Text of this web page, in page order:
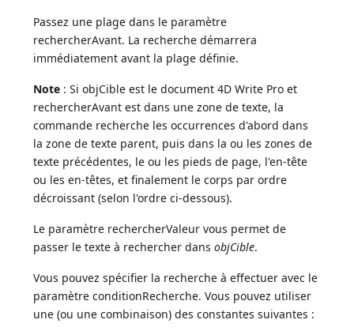
Passez une plage dans le paramètre
rechercherAvant. La recherche démarrera
immédiatement avant la plage définie.
Note : Si objCible est le document 4D Write Pro et
rechercherAvant est dans une zone de texte, la
commande recherche les occurrences d'abord dans
la zone de texte parent, puis dans la ou les zones de
texte précédentes, le ou les pieds de page, l'en-tête
ou les en-têtes, et finalement le corps par ordre
décroissant (selon l'ordre ci-dessous).
Le paramètre rechercherValeur vous permet de
passer le texte à rechercher dansobjCible.
Vous pouvez spécifier la recherche à effectuer avec le
paramètre conditionRecherche. Vous pouvez utiliser
une (ou une combinaison) des constantes suivantes :